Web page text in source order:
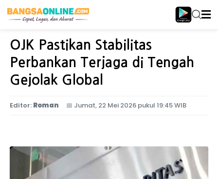
Home Ekonomi
OJK Pastikan Stabilitas
Perbankan Terjaga di Tengah
Gejolak Global
Editor: Roman 📅 Jumat, 22 Mei 2026 pukul 19:45 WIB